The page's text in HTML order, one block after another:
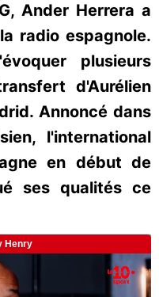
Ander Herrera a
radio espagnole.
plusieurs
d'Aurélien
Annoncé dans
l'international
en début de
ses qualités ce